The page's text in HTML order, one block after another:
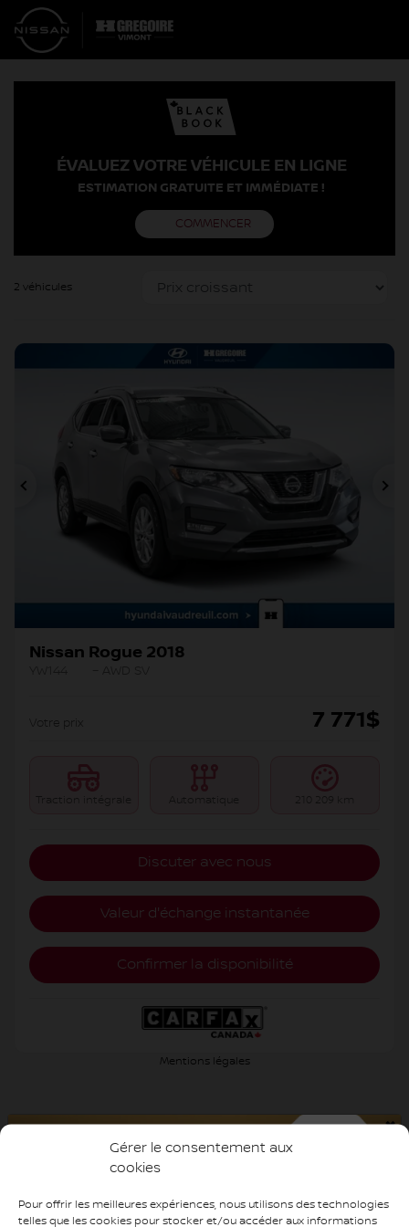
Gérer le consentement aux
cookies
Pour offrir les meilleures expériences, nous utilisons des technologies
telles que les cookies pour stocker et/ou accéder aux informations
ÉVALUEZ VOTRE VÉHICULE EN LIGNE
ESTIMATION GRATUITE ET IMMÉDIATE !
COMMENCER
2 véhicules
Nissan Rogue 2018
Votre prix 7 771$
Traction intégrale Automatique 210 209 km
Discuter avec nous
Valeur d'échange instantanée
Confirmer la disponibilité
Mentions légales
×